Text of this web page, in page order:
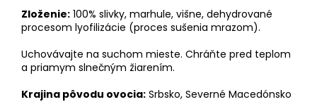
Zloženie: 100% slivky, marhule, višne, dehydrované
procesom lyofilizácie (proces sušenia mrazom).
Uchovávajte na suchom mieste. Chráňte pred teplom
a priamym slnečným žiarením.
Krajina pôvodu ovocia: Srbsko, Severné Macedónsko